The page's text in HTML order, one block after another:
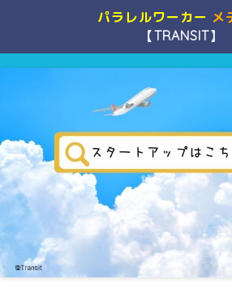
パラレルワーカー メ
【TRANSIT】